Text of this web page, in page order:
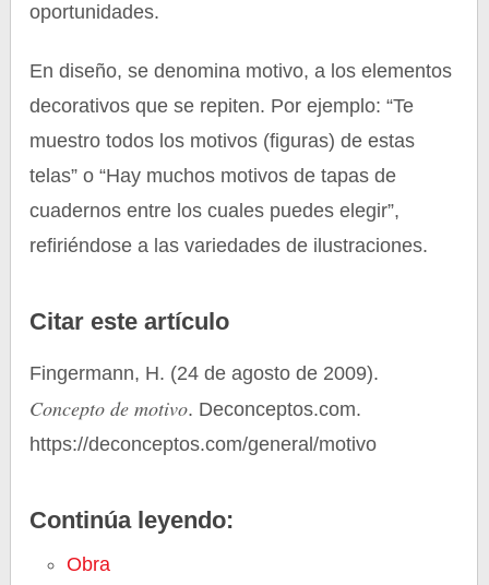
oportunidades.
En diseño, se denomina motivo, a los elementos
decorativos que se repiten. Por ejemplo: “Te
muestro todos los motivos (figuras) de estas
telas” o “Hay muchos motivos de tapas de
cuadernos entre los cuales puedes elegir”,
refiriéndose a las variedades de ilustraciones.
Citar este artículo
Fingermann, H. (24 de agosto de 2009).
Concepto de motivo. Deconceptos.com.
https://deconceptos.com/general/motivo
Continúa leyendo:
Obra